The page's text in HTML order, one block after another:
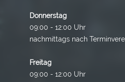
Donnerstag
09:00 - 12:00 Uhr
nachmittags nach
Freitag
09:00 - 12:00 Uhr